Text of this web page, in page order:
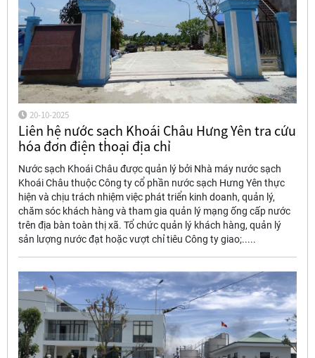
20-10-2025
Liên hệ nước sạch Khoái Châu Hưng Yên tra cứu
hóa đơn điện thoại địa chỉ
Nước sạch Khoái Châu được quản lý bởi Nhà máy nước sạch
Khoái Châu thuộc Công ty cổ phần nước sạch Hưng Yên thực
hiện và chịu trách nhiệm việc phát triển kinh doanh, quản lý,
chăm sóc khách hàng và tham gia quản lý mạng ống cấp nước
trên địa bàn toàn thị xã. Tổ chức quản lý khách hàng, quản lý
sản lượng nước đạt hoặc vượt chỉ tiêu Công ty giao;.....